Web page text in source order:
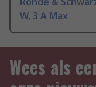
W, 3 A Max
Wees als